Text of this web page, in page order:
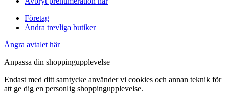
Företag
Andra trevliga butiker
Ångra avtalet här
Anpassa din shoppingupplevelse
Endast med ditt samtycke använder vi cookies och annan teknik för
att ge dig en personlig shoppingupplevelse.